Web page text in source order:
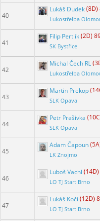
40
Lukáš Dudek(8D)
Lukostřelba
41
Filip Pertlík(2D)
SK Bystřice
42
Michal Čech RL
Lukostřelba
43
Martin Prekop
SLK Opava
44
Petr Prašivka
SLK Opava
45
Adam Čapoun
LK Znojmo
46
Luboš Vachl (14D)
LO TJ Start Brno
47
Lukáš Kočí(12D)
LO TJ Start Brno